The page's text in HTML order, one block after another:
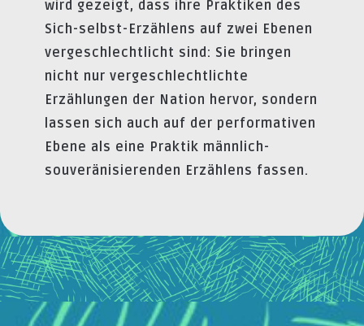
wird gezeigt, dass ihre Praktiken des
Sich-selbst-Erzählens auf zwei Ebenen
vergeschlechtlicht sind: Sie bringen
nicht nur vergeschlechtlichte
Erzählungen der Nation hervor, sondern
lassen sich auch auf der performativen
Ebene als eine Praktik männlich-
souveränisierenden Erzählens fassen.